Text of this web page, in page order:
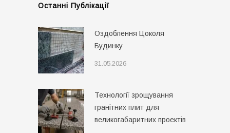
Останні Публікації
Оздоблення Цоколя
Будинку
31.05.2026
Технології зрощування
гранітних плит для
великогабаритних проектів